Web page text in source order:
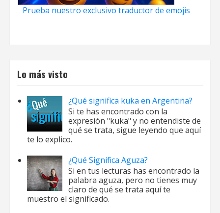
Prueba nuestro exclusivo traductor de emojis
Lo más visto
¿Qué significa kuka en Argentina?
Si te has encontrado con la
expresión "kuka" y no entendiste de
qué se trata, sigue leyendo que aquí
te lo explico.
¿Qué Significa Aguza?
Si en tus lecturas has encontrado la
palabra aguza, pero no tienes muy
claro de qué se trata aquí te
muestro el significado.